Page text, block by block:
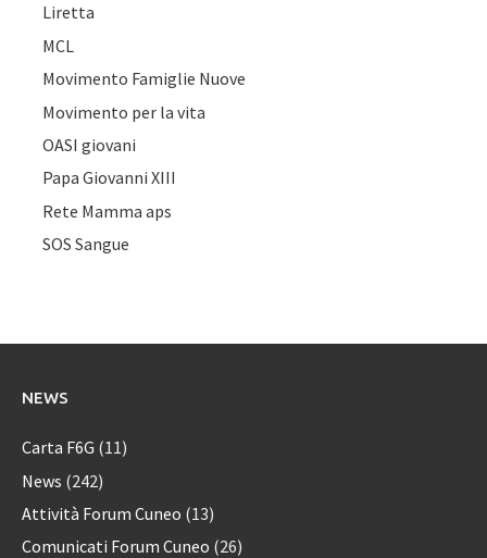
Liretta
MCL
Movimento Famiglie Nuove
Movimento per la vita
OASI giovani
Papa Giovanni XIII
Rete Mamma aps
SOS Sangue
NEWS
Carta F6G (11)
News (242)
Attività Forum Cuneo (13)
Comunicati Forum Cuneo (26)